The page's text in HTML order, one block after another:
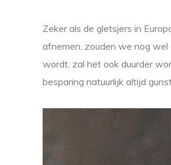
Zeker als de gletsjers in
afnemen, zouden we nog
wordt, zal het ook duurder
besparing natuurlijk altijd